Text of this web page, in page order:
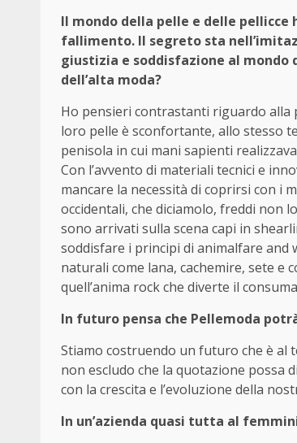
Il mondo della pelle e delle
fallimento. Il segreto sta
giustizia e soddisfazione al
dell’alta moda?
Ho pensieri contrastanti riguardo alla
loro pelle è sconfortante, allo stesso
penisola in cui mani sapienti
Con l’avvento di materiali tecnici e
mancare la necessità di coprirsi con i
occidentali, che diciamolo, freddi non
sono arrivati sulla scena capi in
soddisfare i principi di animalfare and
naturali come lana, cachemire, sete e
quell’anima rock che diverte il
In futuro pensa che Pellemoda
Stiamo costruendo un futuro che è al
non escludo che la quotazione possa
con la crescita e l’evoluzione della
In un’azienda quasi tutta al